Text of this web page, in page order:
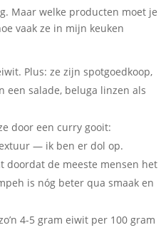
Maar welke producten moet je
vaak ze in mijn keuken
Plus: ze zijn spotgoedkoop,
een salade, beluga linzen als
door een curry gooit:
— ik ben er dol op.
doordat de meeste mensen het
is nóg beter qua smaak en
4-5 gram eiwit per 100 gram